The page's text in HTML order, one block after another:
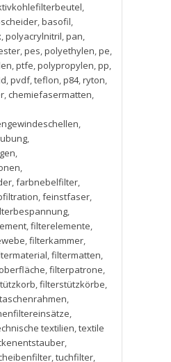
,
,basofil,
,polyacrylnitril,pan,
,pes,polyethylen,pe,
,ptfe,polypropylen,pp,
,pvdf,teflon,p84,ryton,
, chemiefasermatten,
,
,
,
,
,farbnebelfilter,
,feinstfaser,
,
,filterelemente,
,filterkammer,
,filtermatten,
,filterpatrone,
,filterstützkörbe,
,
,
textilien,textile
,
,tuchfilter,